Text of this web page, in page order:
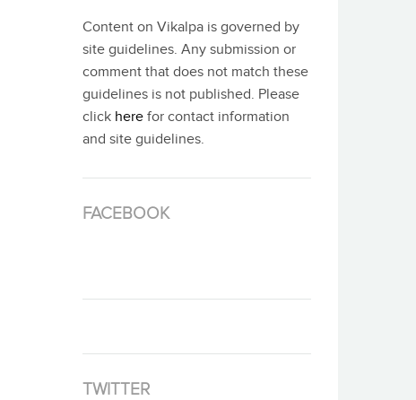
Content on Vikalpa is governed by
site guidelines. Any submission or
comment that does not match these
guidelines is not published. Please
click here for contact information
and site guidelines.
FACEBOOK
TWITTER